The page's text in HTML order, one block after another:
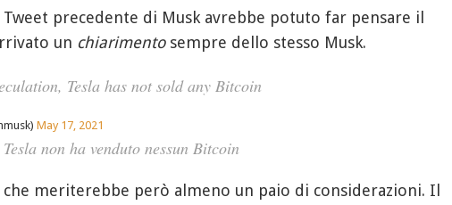
precedente di Musk avrebbe potuto far pensare il
un chiarimentosempre dello stesso Musk.
Tesla has not sold any Bitcoin
May 17, 2021
non ha venduto nessun Bitcoin
che meriterebbe però almeno un paio di considerazioni. Il